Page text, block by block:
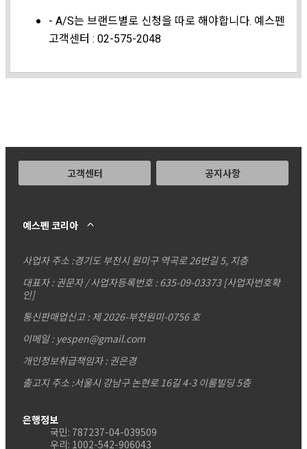
- A/S는 브랜드별로 신청을 따로 해야합니다. 예스펜
고객센터 : 02-575-2048
고객센터 공지사항
예스펜 코리아
사업자 주소 :경기도 부천시 원미구 역곡로 26번길 5, 지층
대표자 : 권문자 / 사업자등록번호 : 635-09-03373[사업자번호확
인]
통신판매업신고 : 제 2026-부천원미-0756 호
이메일 : yespen@gmail.com
개인정보취급책임자 : 권은경
출고지 주소 :서울시 강남구 논현로 16길 4-3 이룸빌딩 5층
은행정보
국민: 787237-04-039509
우리: 1002-542-906043